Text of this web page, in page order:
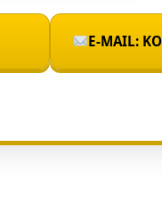
E-MAIL: